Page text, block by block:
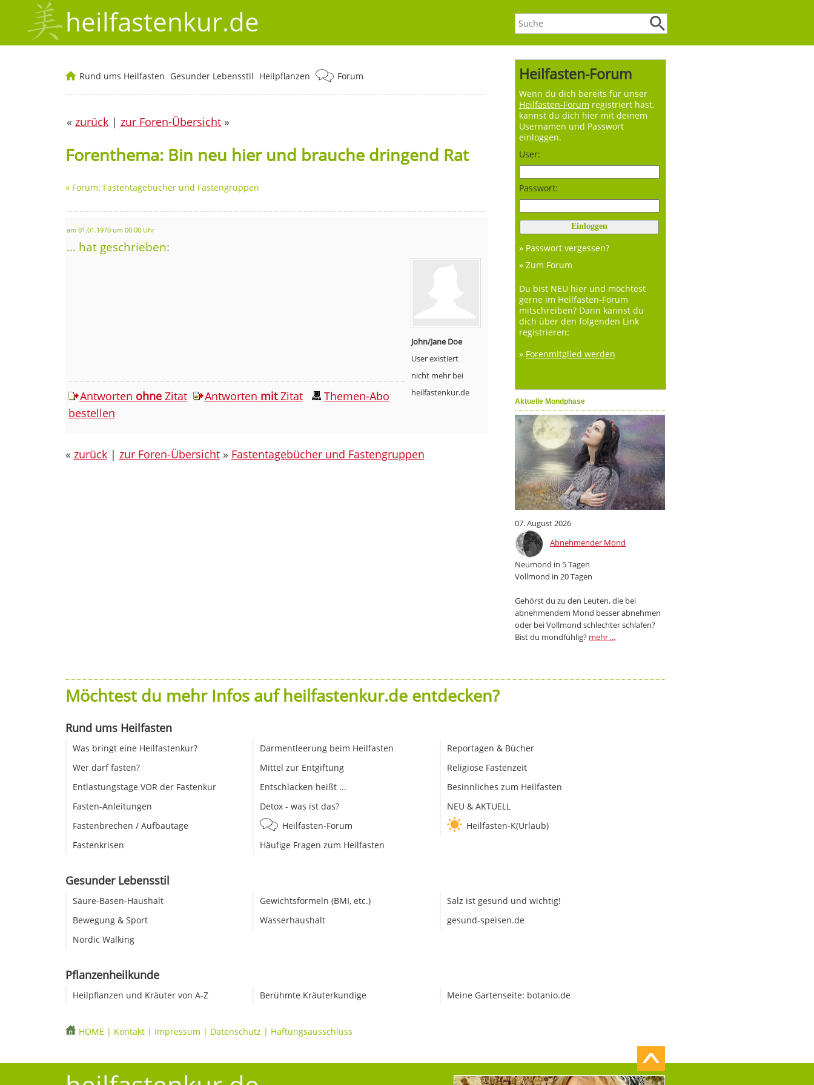
heilfastenkur.de
Heilfasten-Forum
Wenn du dich bereits für unser
Heilfasten-Forum registriert hast,
kannst du dich hier mit deinem
Usernamen und Passwort
einloggen.
User:
Passwort:
» Passwort vergessen?
» Zum Forum
Du bist NEU hier und möchtest
gerne im Heilfasten-Forum
mitschreiben? Dann kannst du
dich über den folgenden Link
registrieren:
» Forenmitglied werden
Aktuelle Mondphase
07. August 2026
Abnehmender Mond
Neumond in 5 Tagen
Vollmond in 20 Tagen
Gehörst du zu den Leuten, die bei
abnehmendem Mond besser abnehmen
oder bei Vollmond schlechter schlafen?
Bist du mondfühlig? mehr ...
Rund ums Heilfasten Gesunder Lebensstil Heilpflanzen Forum
« zurück| zur Foren-Übersicht»
Forenthema: Bin neu hier und brauche dringend Rat
» Forum: Fastentagebücher und Fastengruppen
am 01.01.1970 um 00:00 Uhr
... hat geschrieben:
John/Jane Doe
User existiert
nicht mehr bei
heilfastenkur.de
Antworten ohneZitat Antworten mitZitat
Themen-Abo
bestellen
« zurück| zur Foren-Übersicht» Fastentagebücher und Fastengruppen
Möchtest du mehr Infos auf heilfastenkur.de entdecken?
Rund ums Heilfasten
Was bringt eine Heilfastenkur?
Wer darf fasten?
Entlastungstage VOR der Fastenkur
Fasten-Anleitungen
Fastenbrechen / Aufbautage
Fastenkrisen
Darmentleerung beim Heilfasten
Mittel zur Entgiftung
Entschlacken heißt ...
Detox - was ist das?
Heilfasten-Forum
Häufige Fragen zum Heilfasten
Reportagen & Bücher
Religiöse Fastenzeit
Besinnliches zum Heilfasten
NEU & AKTUELL
Heilfasten-K(Urlaub)
Gesunder Lebensstil
Säure-Basen-Haushalt
Bewegung & Sport
Nordic Walking
Gewichtsformeln (BMI, etc.)
Wasserhaushalt
Salz ist gesund und wichtig!
gesund-speisen.de
Pflanzenheilkunde
Heilpflanzen und Kräuter von A-Z Berühmte Kräuterkundige Meine Gartenseite: botanio.de
HOME | Kontakt| Impressum | Datenschutz | Haftungsausschluss